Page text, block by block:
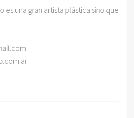
es una gran artista plástica sino que